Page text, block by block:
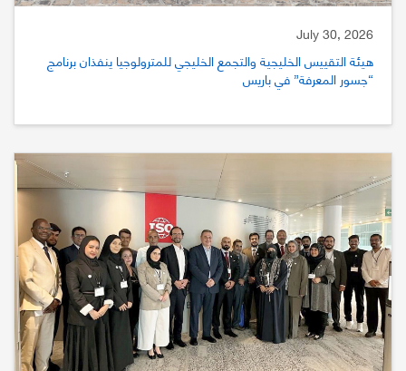
July 30, 2026
هيئة التقييس الخليجية والتجمع الخليجي للمترولوجيا ينفذان برنامج
“جسور المعرفة” في باريس